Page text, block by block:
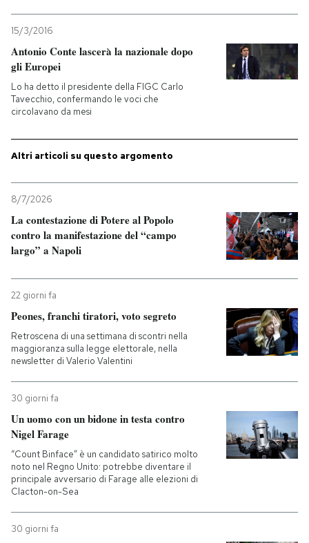
15/3/2016
Antonio Conte lascerà la nazionale dopo
gli Europei
Lo ha detto il presidente della FIGC Carlo
Tavecchio, confermando le voci che
circolavano da mesi
Altri articoli su questo argomento
8/7/2026
La contestazione di Potere al Popolo
contro la manifestazione del “campo
largo” a Napoli
22 giorni fa
Peones, franchi tiratori, voto segreto
Retroscena di una settimana di scontri nella
maggioranza sulla legge elettorale, nella
newsletter di Valerio Valentini
30 giorni fa
Un uomo con un bidone in testa contro
Nigel Farage
“Count Binface” è un candidato satirico molto
noto nel Regno Unito: potrebbe diventare il
principale avversario di Farage alle elezioni di
Clacton-on-Sea
30 giorni fa